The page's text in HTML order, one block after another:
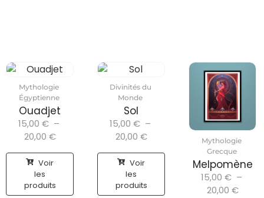
Mythologie
Égyptienne
Ouadjet
15,00 € –
20,00 €
Voir
les
produits
Divinités du
Monde
Sol
15,00 € –
20,00 €
Voir
les
produits
Mythologie
Grecque
Melpomène
15,00 € –
20,00 €